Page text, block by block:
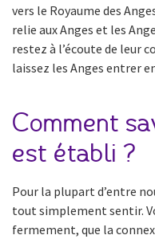
vers le Royaume des
relie aux Anges et les
restez à l’écoute de leur
laissez les Anges entrer
Comment
est établi ?
Pour la plupart d’entre
tout simplement sentir.
fermement, que la